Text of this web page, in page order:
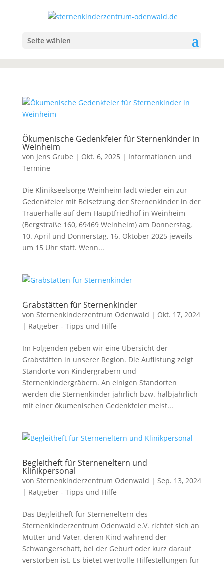
Seite wählen
Ökumenische Gedenkfeier für Sternenkinder in
Weinheim
von Jens Grube | Okt. 6, 2025 | Informationen und
Termine
Die Klinikseelsorge Weinheim lädt wieder ein zur
Gedenkfeier mit Beisetzung der Sternenkinder in der
Trauerhalle auf dem Hauptfriedhof in Weinheim
(Bergstraße 160, 69469 Weinheim) am Donnerstag,
10. April und Donnerstag, 16. Oktober 2025 jeweils
um 15 Uhr statt. Wenn...
Grabstätten für Sternenkinder
von Sternenkinderzentrum Odenwald | Okt. 17, 2024
| Ratgeber - Tipps und Hilfe
Im Folgenden geben wir eine Übersicht der
Grabstätten in unserer Region. Die Auflistung zeigt
Standorte von Kindergräbern und
Sternenkindergräbern. An einigen Standorten
werden die Sternenkinder jährlich bzw. halbjährlich
mit einer ökumenischen Gedenkfeier meist...
Begleitheft für Sterneneltern und
Klinikpersonal
von Sternenkinderzentrum Odenwald | Sep. 13, 2024
| Ratgeber - Tipps und Hilfe
Das Begleitheft für Sterneneltern des
Sternenkinderzentrum Odenwald e.V. richtet sich an
Mütter und Väter, deren Kind während der
Schwangerschaft, bei der Geburt oder kurz darauf
verstorben ist. Es bietet wertvolle Hilfestellungen für